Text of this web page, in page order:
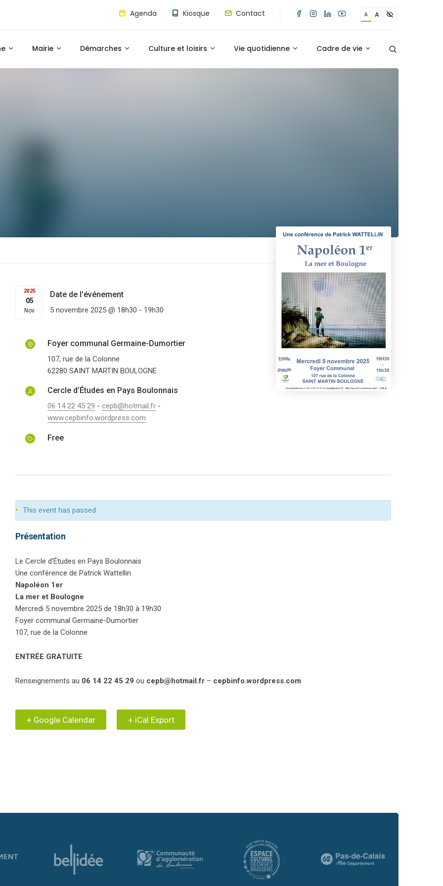
Agenda Kiosque Contact A A
Mairie Démarches Culture et loisirs Vie quotidienne Cadre de vie
2025
05
Nov
Date de l'événement
5 novembre 2025 @ 18h30 - 19h30
Foyer communal Germaine-Dumortier
107, rue de la Colonne
62280 SAINT MARTIN BOULOGNE
Cercle d’Études en Pays Boulonnais
06 14 22 45 29 -cepb@hotmail.fr -
www.cepbinfo.wordpress.com
Free
This event has passed.
Présentation
Le Cercle d’Études en Pays Boulonnais
Une conférence de Patrick Wattellin
Napoléon 1er
La mer et Boulogne
Mercredi 5 novembre 2025 de 18h30 à 19h30
Foyer communal Germaine-Dumortier
107, rue de la Colonne
ENTRÉE GRATUITE
Renseignements au 06 14 22 45 29 ou cepb@hotmail.fr – cepbinfo.wordpress.com
+ Google Calendar + iCal Export